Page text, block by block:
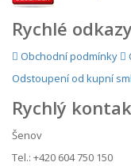
Rychlé odkazy
Obchodní podmínky
Odstoupení od kupní
Rychlý
Šenov
Tel.: +420 604 750 150